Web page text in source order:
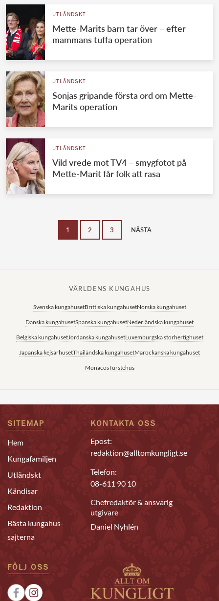
UTLÄNDSKT
Mette-Marits barn tar över – efter
mammans tuffa operation
UTLÄNDSKT
Sonjas gripande första ord om Mette-
Marits operation
UTLÄNDSKT
Vild vrede mot TV4 – smygfotot på
Mette-Marit får folk att rasa
1 2 3 NÄSTA
VÄRLDENS KUNGAHUS
Svenska kungahusetBrittiska kungahusetNorska kungahuset
Danska kungahusetSpanska kungahusetNederländska kungahuset
Belgiska kungahusetJordanska kungahusetLuxemburgska storhertighuset
Japanska kejsarhusetThailändska kungahusetMarockanska kungahuset
Monacos furstehus
SITEMAP
Hem
Kungafamiljen
Utländskt
Kändisar
Redaktion
Bästa kungahus-
sajterna
KONTAKTA OSS
Epost:
redaktion@alltomkungligt.se
Telefon:
08-611 90 10
Chefredaktör & ansvarig
utgivare
Daniel Nyhlén
FÖLJ OSS